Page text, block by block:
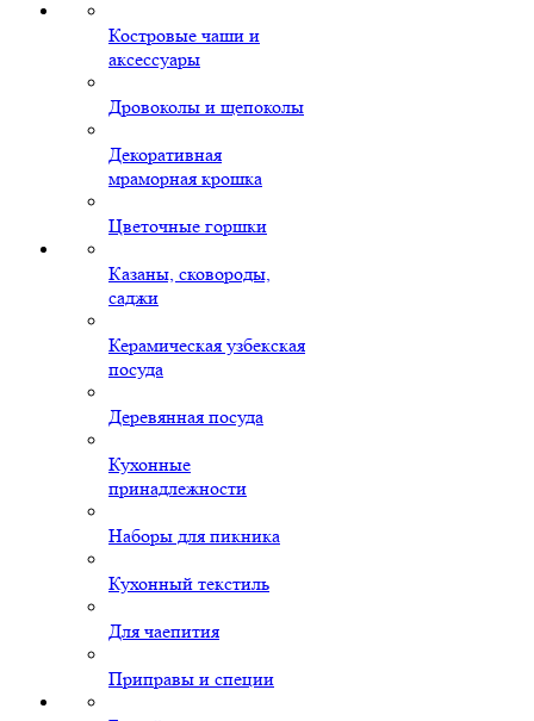
Костровые чаши и
аксессуары
Дровоколы и щепоколы
Декоративная
мраморная крошка
Цветочные горшки
Казаны, сковороды,
саджи
Керамическая узбекская
посуда
Деревянная посуда
Кухонные
принадлежности
Наборы для пикника
Кухонный текстиль
Для чаепития
Приправы и специи